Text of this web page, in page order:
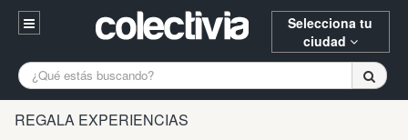
Selecciona tu
ciudad
EntrarA Coruña Alicante
REGALA EXPERIENCIAS